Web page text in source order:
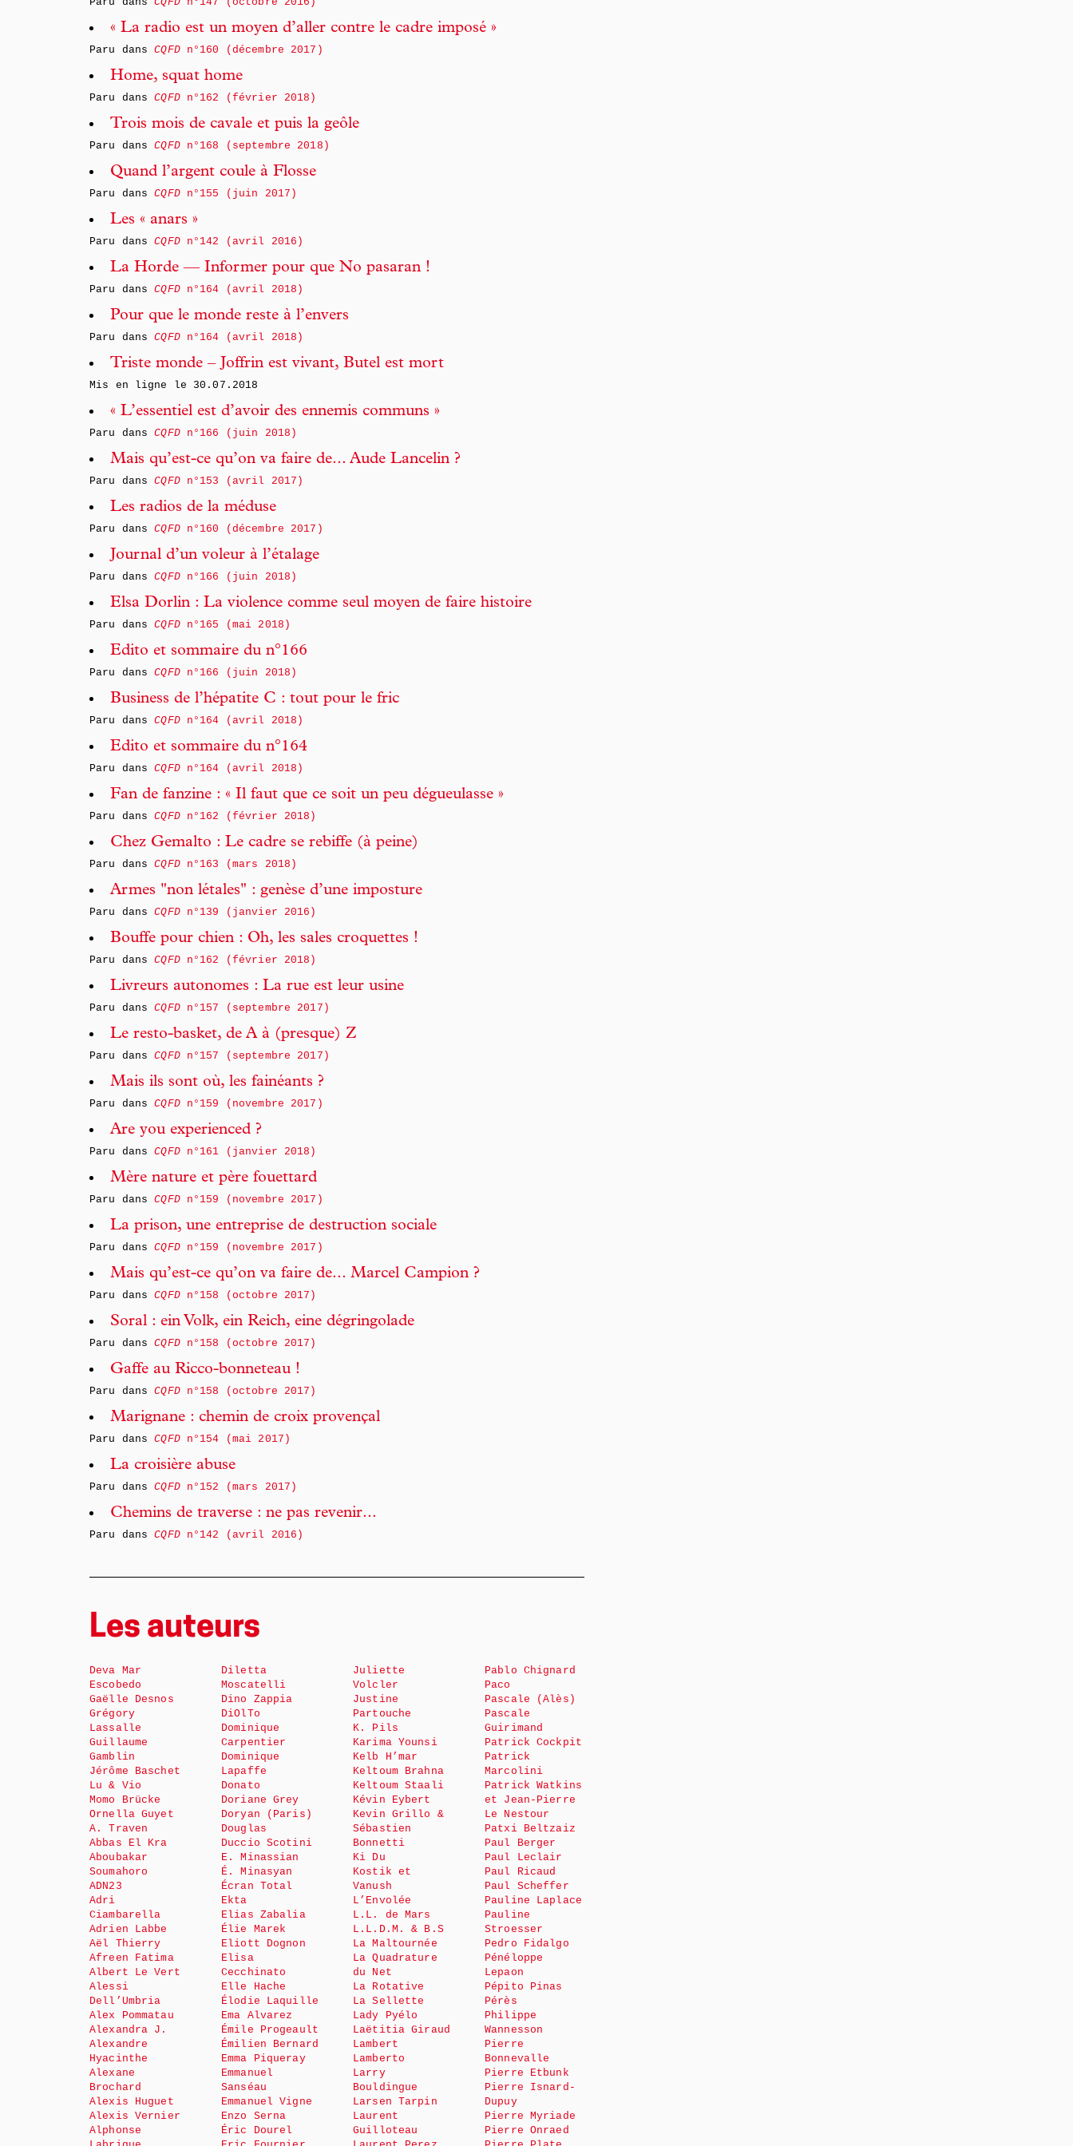
« La radio est un moyen d’aller contre le cadre imposé »
Paru dansCQFDn°160 (décembre 2017)
Home, squat home
Paru dansCQFDn°162 (février 2018)
Trois mois de cavale et puis la geôle
Paru dansCQFDn°168 (septembre 2018)
Quand l’argent coule à Flosse
Paru dansCQFDn°155 (juin 2017)
Les « anars »
Paru dansCQFDn°142 (avril 2016)
La Horde — Informer pour que No pasaran !
Paru dansCQFDn°164 (avril 2018)
Pour que le monde reste à l’envers
Paru dansCQFDn°164 (avril 2018)
Triste monde – Joffrin est vivant, Butel est mort
Mis en ligne le 30.07.2018
« L’essentiel est d’avoir des ennemis communs »
Paru dansCQFDn°166 (juin 2018)
Mais qu’est-ce qu’on va faire de... Aude Lancelin ?
Paru dansCQFDn°153 (avril 2017)
Les radios de la méduse
Paru dansCQFDn°160 (décembre 2017)
Journal d’un voleur à l’étalage
Paru dansCQFDn°166 (juin 2018)
Elsa Dorlin : La violence comme seul moyen de faire histoire
Paru dansCQFDn°165 (mai 2018)
Edito et sommaire du n°166
Paru dansCQFDn°166 (juin 2018)
Business de l’hépatite C : tout pour le fric
Paru dansCQFDn°164 (avril 2018)
Edito et sommaire du n°164
Paru dansCQFDn°164 (avril 2018)
Fan de fanzine : « Il faut que ce soit un peu dégueulasse »
Paru dansCQFDn°162 (février 2018)
Chez Gemalto : Le cadre se rebiffe (à peine)
Paru dansCQFDn°163 (mars 2018)
Armes "non létales" : genèse d’une imposture
Paru dansCQFDn°139 (janvier 2016)
Bouffe pour chien : Oh, les sales croquettes !
Paru dansCQFDn°162 (février 2018)
Livreurs autonomes : La rue est leur usine
Paru dansCQFDn°157 (septembre 2017)
Le resto-basket, de A à (presque) Z
Paru dansCQFDn°157 (septembre 2017)
Mais ils sont où, les fainéants ?
Paru dansCQFDn°159 (novembre 2017)
Are you experienced ?
Paru dansCQFDn°161 (janvier 2018)
Mère nature et père fouettard
Paru dansCQFDn°159 (novembre 2017)
La prison, une entreprise de destruction sociale
Paru dansCQFDn°159 (novembre 2017)
Mais qu’est-ce qu’on va faire de... Marcel Campion ?
Paru dansCQFDn°158 (octobre 2017)
Soral : ein Volk, ein Reich, eine dégringolade
Paru dansCQFDn°158 (octobre 2017)
Gaffe au Ricco-bonneteau !
Paru dansCQFDn°158 (octobre 2017)
Marignane : chemin de croix provençal
Paru dansCQFDn°154 (mai 2017)
La croisière abuse
Paru dansCQFDn°152 (mars 2017)
Chemins de traverse : ne pas revenir...
Paru dansCQFDn°142 (avril 2016)
Les auteurs
Deva Mar
Escobedo
Gaëlle Desnos
Grégory
Lassalle
Guillaume
Gamblin
Jérôme Baschet
Lu & Vio
Momo Brücke
Ornella Guyet
A. Traven
Abbas El Kra
Aboubakar
Soumahoro
ADN23
Adri
Ciambarella
Adrien Labbe
Aël Thierry
Afreen Fatima
Albert Le Vert
Alessi
Dell’Umbria
Alex Pommatau
Alexandra J.
Alexandre
Hyacinthe
Alexane
Brochard
Alexis Huguet
Alexis Vernier
Alphonse
Diletta
Moscatelli
Dino Zappia
DiOlTo
Dominique
Carpentier
Dominique
Lapaffe
Donato
Doriane Grey
Doryan (Paris)
Douglas
Duccio Scotini
E. Minassian
É. Minasyan
Écran Total
Ekta
Elias Zabalia
Élie Marek
Eliott Dognon
Elisa
Cecchinato
Elle Hache
Élodie Laquille
Ema Alvarez
Émile Progeault
Émilien Bernard
Emma Piqueray
Emmanuel
Sanséau
Emmanuel Vigne
Enzo Serna
Éric Dourel
Juliette
Volcler
Justine
Partouche
K. Pils
Karima Younsi
Kelb H’mar
Keltoum Brahna
Keltoum Staali
Kévin Eybert
Kevin Grillo &
Sébastien
Bonnetti
Ki Du
Kostik et
Vanush
L’Envolée
L.L. de Mars
L.L.D.M. & B.S
La Maltournée
La Quadrature
du Net
La Rotative
La Sellette
Lady Pyélo
Laëtitia Giraud
Lambert
Lamberto
Larry
Bouldingue
Larsen Tarpin
Laurent
Guilloteau
Pablo Chignard
Paco
Pascale (Alès)
Pascale
Guirimand
Patrick Cockpit
Patrick
Marcolini
Patrick Watkins
et Jean-Pierre
Le Nestour
Patxi Beltzaiz
Paul Berger
Paul Leclair
Paul Ricaud
Paul Scheffer
Pauline Laplace
Pauline
Stroesser
Pedro Fidalgo
Pénéloppe
Lepaon
Pépito Pinas
Pérès
Philippe
Wannesson
Pierre
Bonnevalle
Pierre Etbunk
Pierre Isnard-
Dupuy
Pierre Myriade
Pierre Onraed